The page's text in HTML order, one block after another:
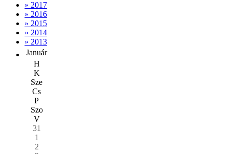
» 2017
» 2016
» 2015
» 2014
» 2013
Január
H
K
Sze
Cs
P
Szo
V
31
1
2